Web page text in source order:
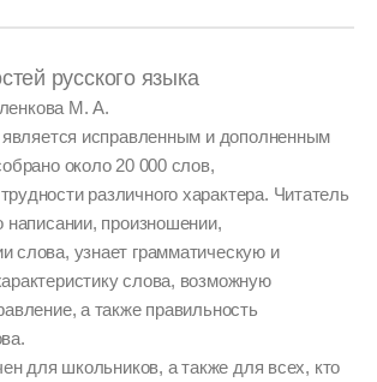
русского языка
М. А.
исправленным и дополненным
около 20 000 слов,
различного характера. Читатель
написании, произношении,
слова, узнает грамматическую и
слова, возможную
а также правильность
для школьников, а также для всех, кто